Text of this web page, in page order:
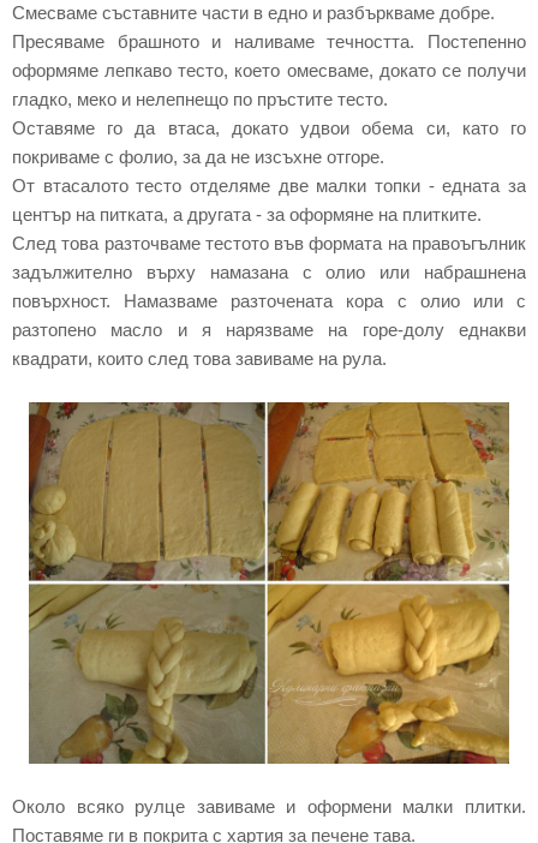
Смесваме съставните части в едно и разбъркваме добре.
Пресяваме брашното и наливаме течността. Постепенно
оформяме лепкаво тесто, което омесваме, докато се получи
гладко, меко и нелепнещо по пръстите тесто.
Оставяме го да втаса, докато удвои обема си, като го
покриваме с фолио, за да не изсъхне отгоре.
От втасалото тесто отделяме две малки топки - едната за
център на питката, а другата - за оформяне на плитките.
След това разточваме тестото във формата на правоъгълник
задължително върху намазана с олио или набрашнена
повърхност. Намазваме разточената кора с олио или с
разтопено масло и я нарязваме на горе-долу еднакви
квадрати, които след това завиваме на рула.
Около всяко рулце завиваме и оформени малки плитки.
Поставяме ги в покрита с хартия за печене тава.